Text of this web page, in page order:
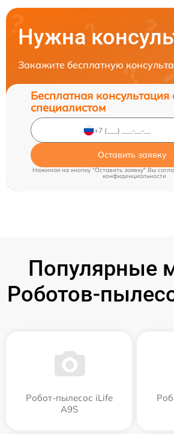
Нужна
Закажите бесплатную
Бесплатная консультация
специалистом
Оставить заявку
Нажимая на кнопку "Оставить заявку" Вы
конфиденциальности
Популярные
Роботов-
Робот-пылесос iLife
A9S